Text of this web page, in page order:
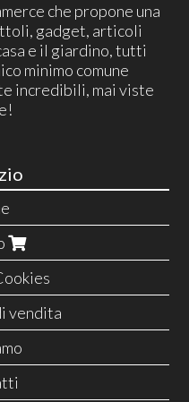
che propone una
gadget, articoli
e il giardino, tutti
minimo comune
incredibili, mai viste
vendita